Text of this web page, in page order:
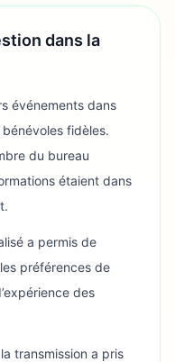
dans la
événements dans
fidèles.
du bureau
étaient dans
a permis de
préférences de
des
transmission a pris